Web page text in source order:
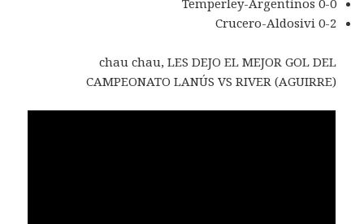
Temperley-Argentinos 0-0
Crucero-Aldosivi 0-2
chau chau, LES DEJO EL MEJOR GOL DEL
CAMPEONATO LANÚS VS RIVER (AGUIRRE)